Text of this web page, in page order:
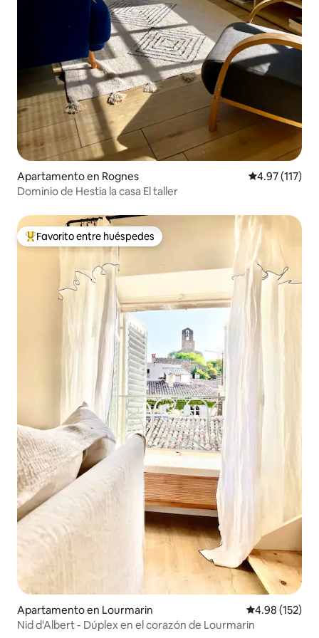
Apartamento en Rognes Calificación
4.97 (117)
Dominio de Hestia la casa El taller
Favorito entre huéspedes preferido
Favorito entre huéspedes
Apartamento en Lourmarin Calificación
4.98 (152)
Nid d'Albert - Dúplex en el corazón de Lourmarin